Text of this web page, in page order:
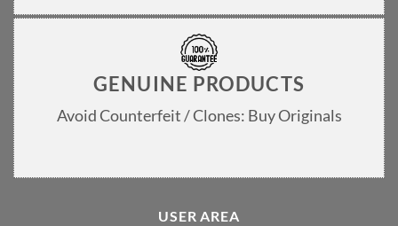
GENUINE PRODUCTS
Avoid Counterfeit / Clones: Buy Originals
USER AREA